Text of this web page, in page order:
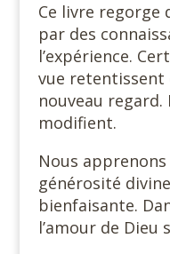
Ce livre regorge
par des
l’expérience.
vue retentissent
nouveau
modifient.
Nous
générosité
bienfaisante.
l’amour de Dieu